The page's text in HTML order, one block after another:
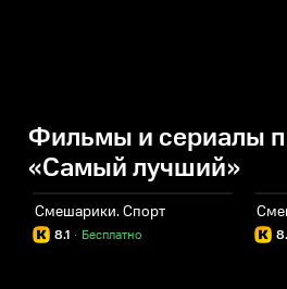
Фильмы и сериалы
«Самый лучший»
Смешарики. Спорт
8.1 Бесплатно
·